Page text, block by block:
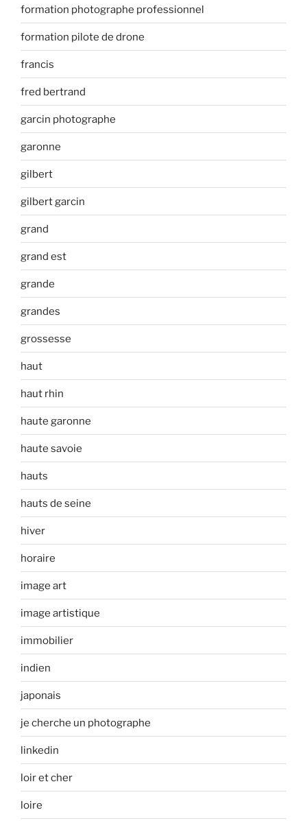
formation photographe professionnel
formation pilote de drone
francis
fred bertrand
garcin photographe
garonne
gilbert
gilbert garcin
grand
grand est
grande
grandes
grossesse
haut
haut rhin
haute garonne
haute savoie
hauts
hauts de seine
hiver
horaire
image art
image artistique
immobilier
indien
japonais
je cherche un photographe
linkedin
loir et cher
loire